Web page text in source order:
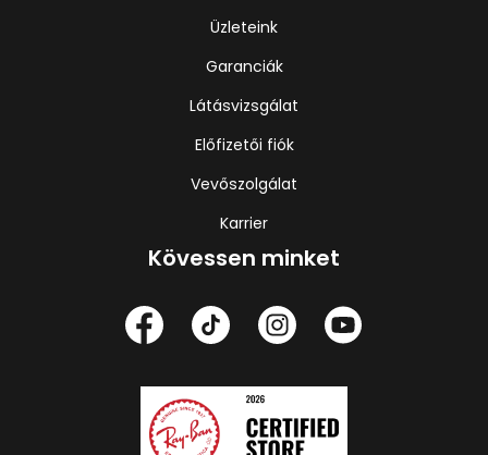
Üzleteink
Garanciák
Látásvizsgálat
Előfizetői fiók
Vevőszolgálat
Karrier
Kövessen minket